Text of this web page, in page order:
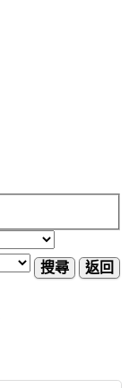
搜尋 返回